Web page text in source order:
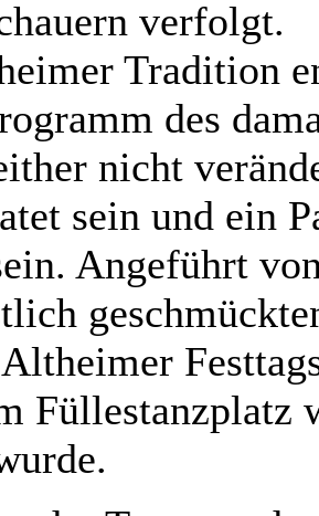
verfolgt.
Tradition
des
nicht
sein und ein
Angeführt
Füllestanzplatz